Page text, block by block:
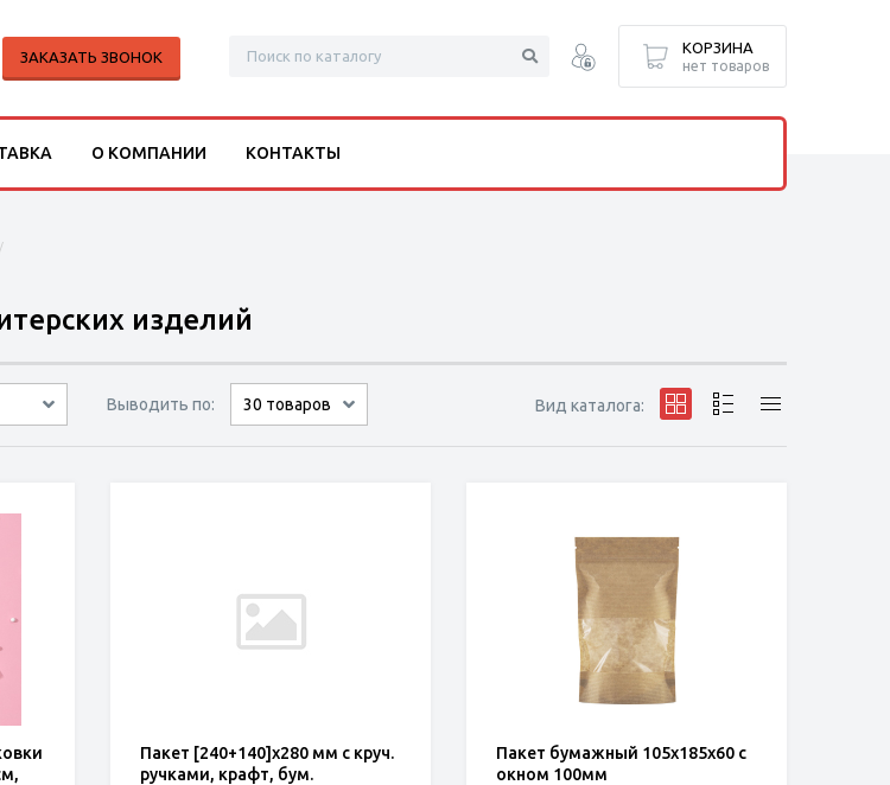
изделий
Выводить по: 9 товаров
15 товаров
30 товаров Вид каталога:
Пакет [240+140]х280 мм с круч.
ручками, крафт, бум.
Пакет бумажный 105х185х60 с
окном 100мм
ЗАКАЗАТЬ ЗВОНОК
КОРЗИНА
нет товаров
О КОМПАНИИ КОНТАКТЫ